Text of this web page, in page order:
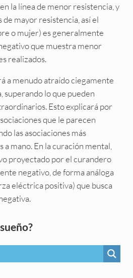
la línea de menor resistencia, y
de mayor resistencia, así el
o mujer) es generalmente
que muestra menor
realizados.
a menudo atraído ciegamente
superando lo que pueden
Esto explicará por
que le parecen
las asociaciones más
a mano. En la curación mental,
proyectado por el curandero
negativo, de forma análoga
eléctrica positiva) que busca